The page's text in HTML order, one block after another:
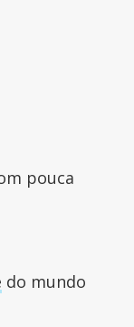
pouca
do mundo